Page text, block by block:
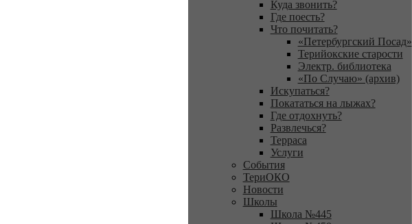
Куда звонить?
Где поесть?
Что почитать?
«Петербургский Посад»
Терийокские старости
Электр. библиотека
«По Случаю» (архив)
Искупаться?
Покататься на лыжах?
Где отдохнуть?
Развлечься?
Терраса
Услуги
События
ТериОКО
Новости
Школы
Школа №445